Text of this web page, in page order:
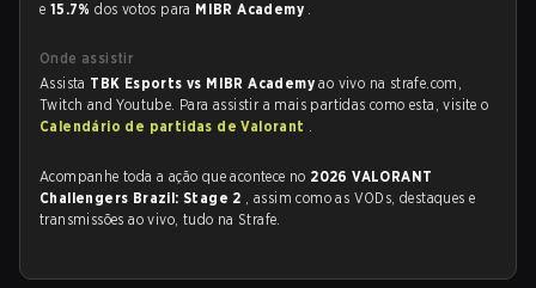
e 15.7%dos votos para MIBR Academy .
Onde assistir
Assista TBK Esports vs MIBR Academyao vivo na strafe.com,
Twitch and Youtube. Para assistir a mais partidas como esta, visite o
Calendário de partidas de Valorant .
Acompanhe toda a ação que acontece no 2026 VALORANT
Challengers Brazil: Stage 2 , assim como as VODs, destaques e
transmissões ao vivo, tudo na Strafe.